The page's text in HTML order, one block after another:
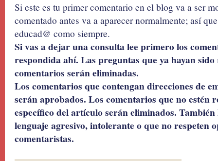
Si este es tu primer comentario en el blog va a ser
comentado antes va a aparecer normalmente; así
educad@ como siempre.
Si vas a dejar una consulta lee primero los
respondida ahí. Las preguntas que ya hayan
comentarios serán eliminadas.
Los comentarios que contengan direcciones de
serán aprobados. Los comentarios que no estén
específico del artículo serán eliminados.
lenguaje agresivo, intolerante o que no respeten
comentaristas.